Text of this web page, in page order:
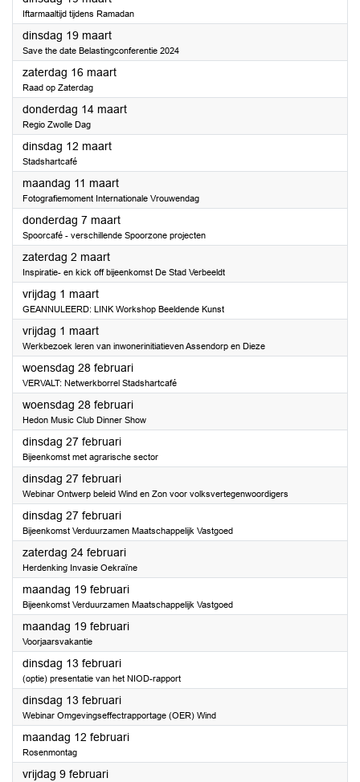
Iftarmaaltijd tijdens Ramadan
dinsdag 19 maart2024
Save the date Belastingconferentie 2024
zaterdag 16 maart2024
Raad op Zaterdag
donderdag 14 maart2024
Regio Zwolle Dag
dinsdag 12 maart2024
Stadshartcafé
maandag 11 maart2024
Fotografiemoment Internationale Vrouwendag
donderdag 7 maart2024
Spoorcafé - verschillende Spoorzone projecten
zaterdag 2 maart2024
Inspiratie- en kick off bijeenkomst De Stad Verbeeldt
vrijdag 1 maart2024
GEANNULEERD: LINK Workshop Beeldende Kunst
vrijdag 1 maart2024
Werkbezoek leren van inwonerinitiatieven Assendorp en Dieze
woensdag 28 februari2024
VERVALT: Netwerkborrel Stadshartcafé
woensdag 28 februari2024
Hedon Music Club Dinner Show
dinsdag 27 februari2024
Bijeenkomst met agrarische sector
dinsdag 27 februari2024
Webinar Ontwerp beleid Wind en Zon voor volksvertegenwoordigers
dinsdag 27 februari2024
Bijeenkomst Verduurzamen Maatschappelijk Vastgoed
zaterdag 24 februari2024
Herdenking Invasie Oekraïne
maandag 19 februari2024
Bijeenkomst Verduurzamen Maatschappelijk Vastgoed
maandag 19 februari2024
Voorjaarsvakantie
dinsdag 13 februari2024
(optie) presentatie van het NIOD-rapport
dinsdag 13 februari2024
Webinar Omgevingseffectrapportage (OER) Wind
maandag 12 februari2024
Rosenmontag
vrijdag 9 februari2024